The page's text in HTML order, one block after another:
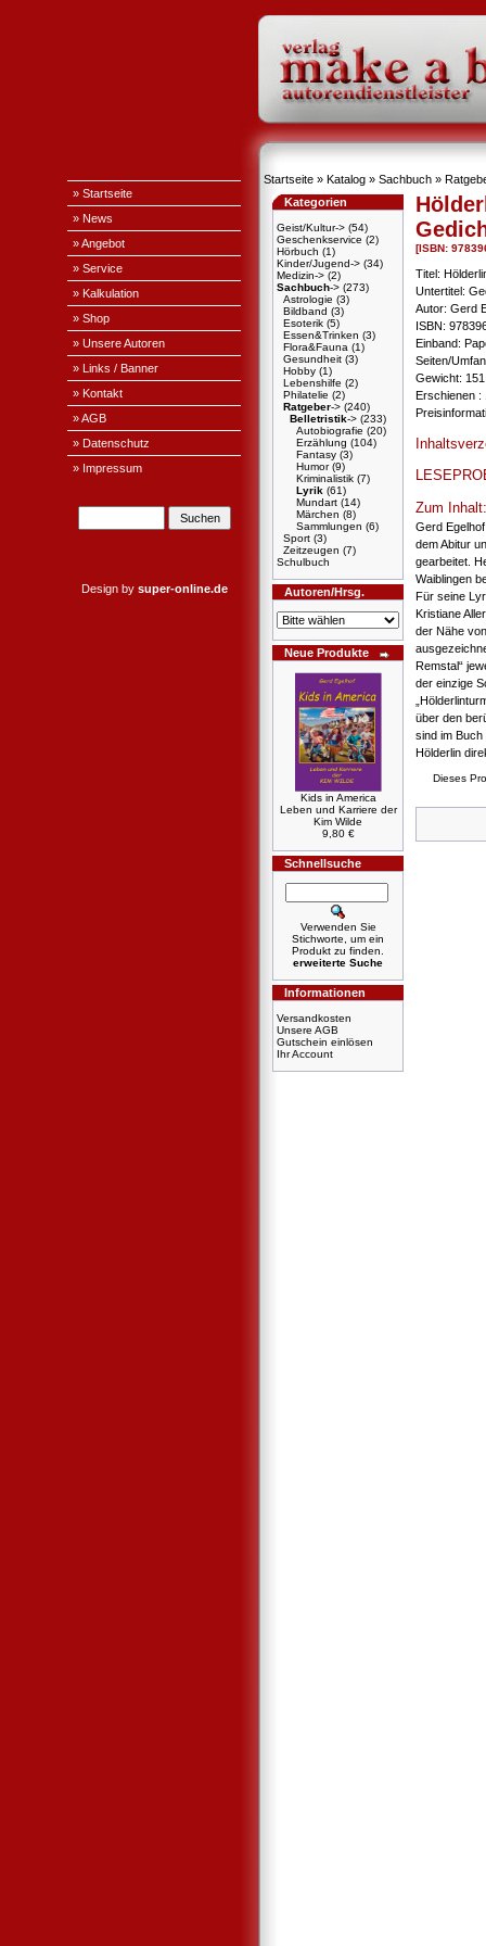
» Startseite
» News
» Angebot
» Service
» Kalkulation
» Shop
» Unsere Autoren
» Links / Banner
» Kontakt
» AGB
» Datenschutz
» Impressum
Design by super-online.de
Startseite » Katalog » Sachbuch »
Kategorien
Geist/Kultur-> (54)
Geschenkservice (2)
Hörbuch (1)
Kinder/Jugend-> (34)
Medizin-> (2)
Sachbuch-> (273)
Astrologie (3)
Bildband (3)
Esoterik (5)
Essen&Trinken (3)
Flora&Fauna (1)
Gesundheit (3)
Hobby (1)
Lebenshilfe (2)
Philatelie (2)
Ratgeber-> (240)
Belletristik-> (233)
Autobiografie (20)
Erzählung (104)
Fantasy (3)
Humor(9)
Kriminalistik (7)
Lyrik (61)
Mundart (14)
Märchen (8)
Sammlungen (6)
Sport (3)
Zeitzeugen (7)
Schulbuch
Autoren/Hrsg.
Neue Produkte
Kids in America
Leben und Karriere der
Kim Wilde
9,80 €
Schnellsuche
Verwenden Sie
Stichworte, um ein
Produkt zu finden.
erweiterte Suche
Informationen
Versandkosten
Unsere AGB
Gutschein einlösen
Ihr Account
[ISBN:
Titel:
Untertitel:
Autor: Gerd
ISBN:
Einband:
Seiten/
Gewicht:
Erschienen :
Zum Inhalt:
Gerd
dem Abitur
gearbeitet.
Waiblingen
Für seine
Kristiane
der Nähe
Remstal“
der einzige
über den
sind im
Hölderlin
Dieses